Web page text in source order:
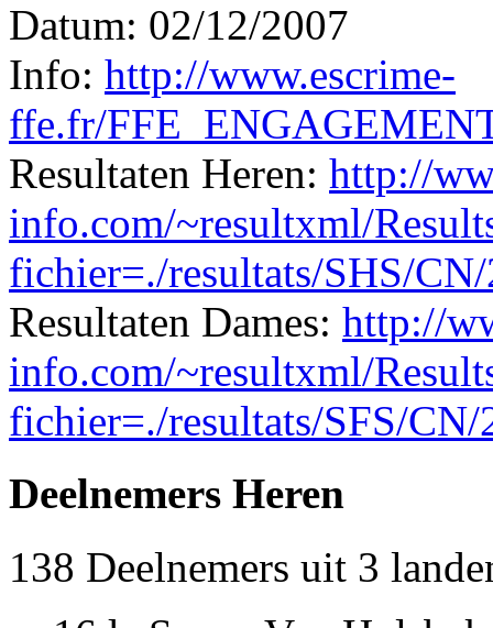
Datum: 02/12/2007
Info: http://www.escrime-
ffe.fr/
Resultaten Heren: http://
info.com/~resultxml/
fichier=./resultats/SHS/
Resultaten Dames: http://
info.com/~resultxml/
fichier=./resultats/SFS/
Deelnemers Heren
138 Deelnemers uit 3